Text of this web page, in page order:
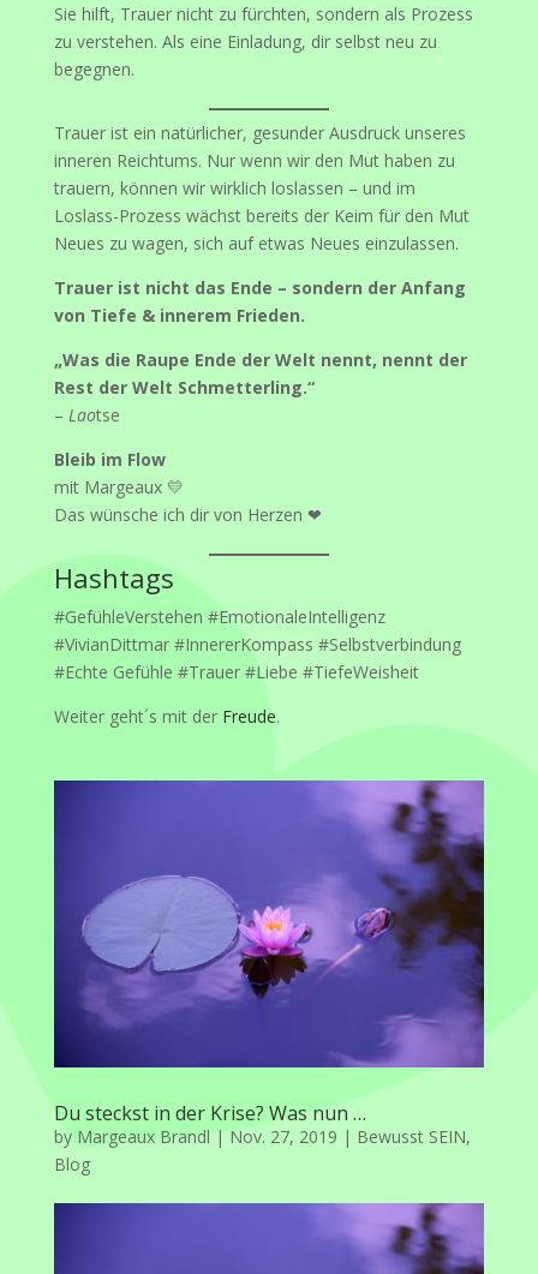
Sie hilft, Trauer nicht zu fürchten, sondern als Prozess
zu verstehen. Als eine Einladung, dir selbst neu zu
begegnen.
Trauer ist ein natürlicher, gesunder Ausdruck unseres
inneren Reichtums. Nur wenn wir den Mut haben zu
trauern, können wir wirklich loslassen – und im
Loslass-Prozess wächst bereits der Keim für den Mut
Neues zu wagen, sich auf etwas Neues einzulassen.
Trauer ist nicht das Ende – sondern der Anfang
von Tiefe & innerem Frieden.
„Was die Raupe Ende der Welt nennt, nennt der
Rest der Welt Schmetterling.“
– Laotse
Bleib im Flow
mit Margeaux 💛
Das wünsche ich dir von Herzen ❤
Hashtags
#GefühleVerstehen #EmotionaleIntelligenz
#VivianDittmar #InnererKompass #Selbstverbindung
#Echte Gefühle #Trauer #Liebe #TiefeWeisheit
Weiter geht´s mit der Freude.
Du steckst in der Krise? Was nun …
by Margeaux Brandl | Nov. 27, 2019 | Bewusst SEIN,
Blog